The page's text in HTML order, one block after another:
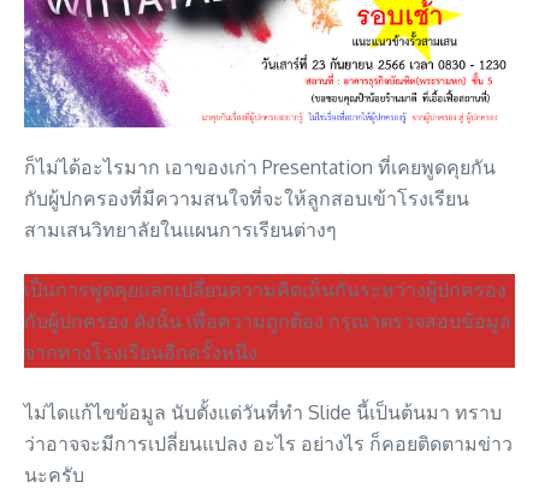
ก็ไม่ได้อะไรมาก เอาของเก่า Presentation ที่เคยพูดคุยกัน
กับผู้ปกครองที่มีความสนใจที่จะให้ลูกสอบเข้าโรงเรียน
สามเสนวิทยาลัยในแผนการเรียนต่างๆ
เป็นการพูดคุยแลกเปลี่ยนความคิดเห็นกันระหว่างผู้ปกครอง
กับผู้ปกครอง ดังนั้น เพื่อความถูกต้อง กรุณาตรวจสอบข้อมูล
จากทางโรงเรียนอีกครั้งหนึ่ง
ไม่ไดแก้ไขข้อมูล นับตั้งแต่วันที่ทำ Slide นี้เป็นต้นมา ทราบ
ว่าอาจจะมีการเปลี่ยนแปลง อะไร อย่างไร ก็คอยติดตามข่าว
นะครับ